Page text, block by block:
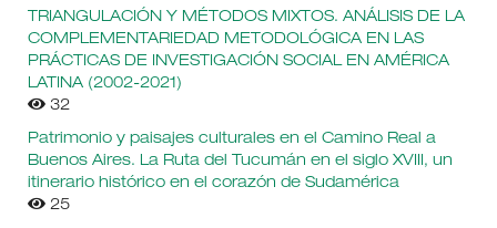
TRIANGULACIÓN Y MÉTODOS MIXTOS. ANÁLISIS DE LA
COMPLEMENTARIEDAD METODOLÓGICA EN LAS
PRÁCTICAS DE INVESTIGACIÓN SOCIAL EN AMÉRICA
LATINA (2002-2021)
32
Patrimonio y paisajes culturales en el Camino Real a
Buenos Aires. La Ruta del Tucumán en el siglo XVIII, un
itinerario histórico en el corazón de Sudamérica
25